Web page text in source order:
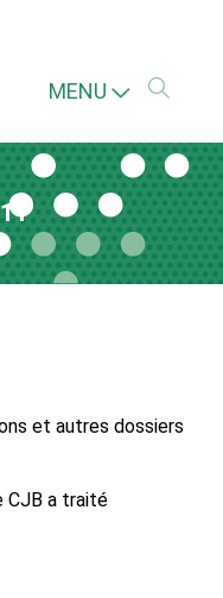
MENU
et autres dossiers
CJB a traité